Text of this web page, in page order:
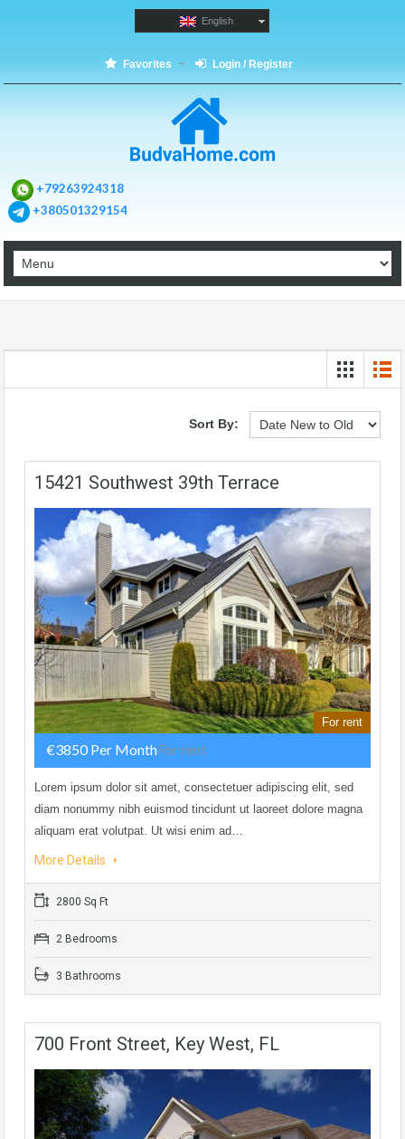
English
Favorites Login / Register
+79263924318
+380501329154
Sort By:
15421 Southwest 39th Terrace
For rent
€3850 Per MonthFor rent
Lorem ipsum dolor sit amet, consectetuer adipiscing elit, sed
diam nonummy nibh euismod tincidunt ut laoreet dolore magna
aliquam erat volutpat. Ut wisi enim ad…
More Details
2800 Sq Ft
2 Bedrooms
3 Bathrooms
700 Front Street, Key West, FL